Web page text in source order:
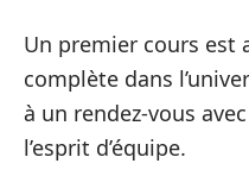
Un premier cours est
complète dans
à un rendez-vous
l’esprit d’équipe.